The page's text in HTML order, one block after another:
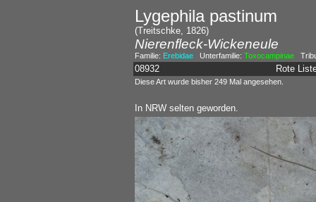
Lygephila pastinum
(Treitschke, 1826)
Nierenfleck-Wickeneule
Familie: ErebidaeUnterfamilie: Toxocampinae
08932 Rote
Diese Art wurde bisher 249 Mal angesehen.
In NRW selten geworden.